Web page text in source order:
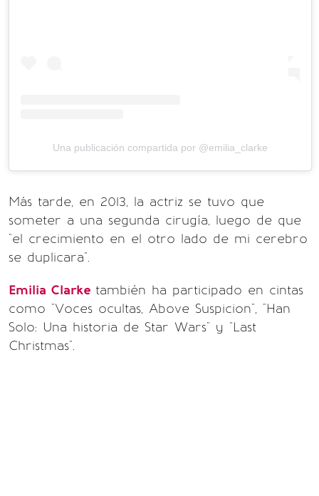
Una publicación compartida por @emilia_clarke
Más tarde, en 2013, la actriz se tuvo que
someter a una segunda cirugía, luego de que
"el crecimiento en el otro lado de mi cerebro
se duplicara".
Emilia Clarke también ha participado en cintas
como "Voces ocultas, Above Suspicion", "Han
Solo: Una historia de Star Wars" y "Last
Christmas".